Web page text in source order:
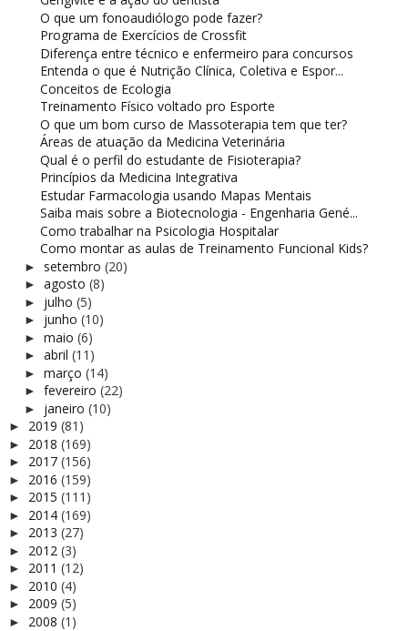
O que um fonoaudiólogo pode fazer?
Programa de Exercícios de Crossfit
Diferença entre técnico e enfermeiro para concursos
Entenda o que é Nutrição Clínica, Coletiva e Espor...
Conceitos de Ecologia
Treinamento Físico voltado pro Esporte
O que um bom curso de Massoterapia tem que ter?
Áreas de atuação da Medicina Veterinária
Qual é o perfil do estudante de Fisioterapia?
Princípios da Medicina Integrativa
Estudar Farmacologia usando Mapas Mentais
Saiba mais sobre a Biotecnologia - Engenharia Gené...
Como trabalhar na Psicologia Hospitalar
Como montar as aulas de Treinamento Funcional Kids?
► setembro (20)
► agosto (8)
► julho (5)
► junho (10)
► maio (6)
► abril (11)
► março (14)
► fevereiro (22)
► janeiro (10)
► 2019 (81)
► 2018 (169)
► 2017 (156)
► 2016 (159)
► 2015 (111)
► 2014 (169)
► 2013 (27)
► 2012 (3)
► 2011 (12)
► 2010 (4)
► 2009 (5)
► 2008 (1)